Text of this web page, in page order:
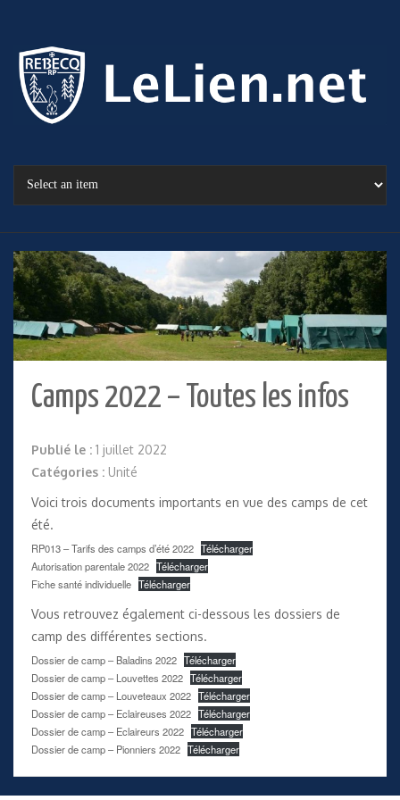
Camps 2022 – Toutes les infos
Publié le : 1 juillet 2022
Catégories : Unité
Voici trois documents importants en vue des camps de cet
été.
RP013 – Tarifs des camps d’été 2022 Télécharger
Autorisation parentale 2022 Télécharger
Fiche santé individuelle Télécharger
Vous retrouvez également ci-dessous les dossiers de
camp des différentes sections.
Dossier de camp – Baladins 2022 Télécharger
Dossier de camp – Louvettes 2022 Télécharger
Dossier de camp – Louveteaux 2022 Télécharger
Dossier de camp – Eclaireuses 2022 Télécharger
Dossier de camp – Eclaireurs 2022 Télécharger
Dossier de camp – Pionniers 2022 Télécharger